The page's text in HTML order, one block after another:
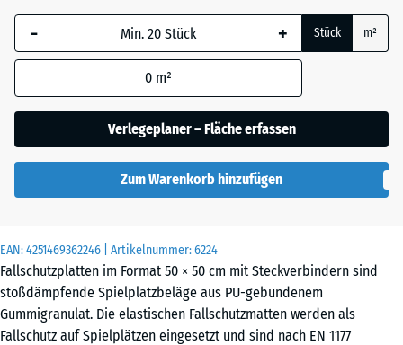
EAN:4251469362246 | Artikelnummer:6224
Fallschutzplatten im Format 50 × 50 cm mit Steckverbindern sind
stoßdämpfende Spielplatzbeläge aus PU-gebundenem
Gummigranulat. Die elastischen Fallschutzmatten werden als
Fallschutz auf Spielplätzen eingesetzt und sind nach EN 1177
- € 1,80
Die gewählte, blau
umrandete
Abmessung wird
Produktdaten nicht
anders angegeben)
für die
Bedarfsberechnung
x
50
x
4,5
cm
- + Stück m²
0 m²
Verlegeplaner – Fläche erfassen
Zum Warenkorb hinzufügen